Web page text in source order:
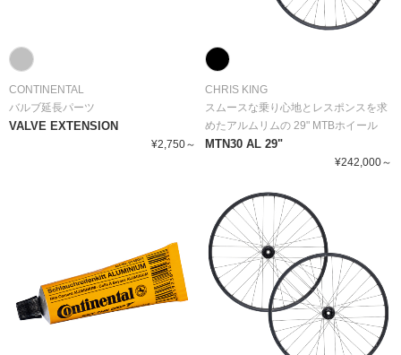
CONTINENTAL
バルブ延長パーツ
VALVE EXTENSION
¥2,750～
CHRIS KING
スムースな乗り心地とレスポンスを求
めたアルムリムの 29" MTBホイール
MTN30 AL 29"
¥242,000～